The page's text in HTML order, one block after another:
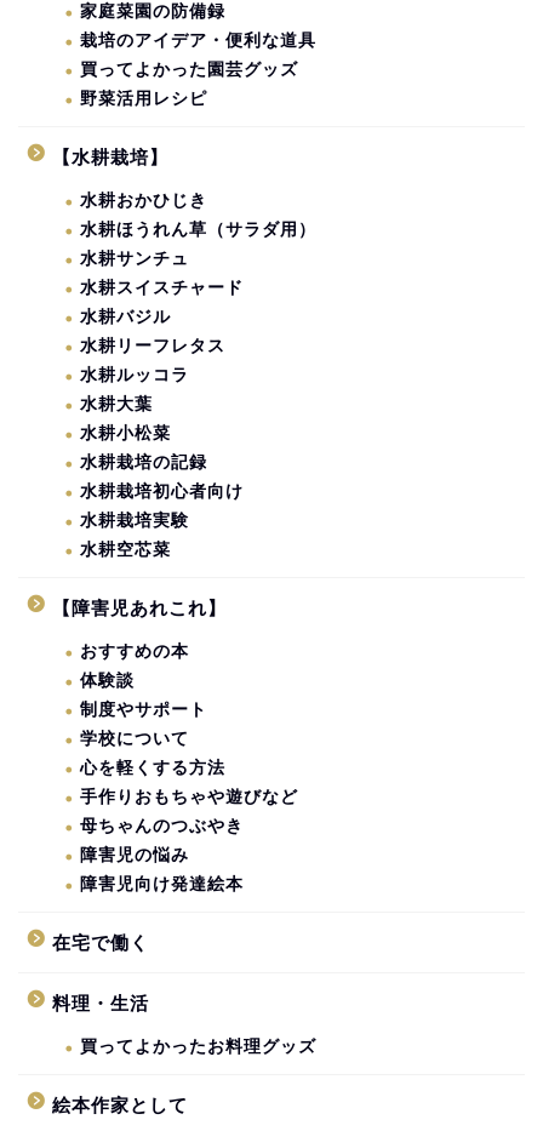
家庭菜園の防備録
栽培のアイデア・便利な道具
買ってよかった園芸グッズ
野菜活用レシピ
【水耕栽培】
水耕おかひじき
水耕ほうれん草（サラダ用）
水耕サンチュ
水耕スイスチャード
水耕バジル
水耕リーフレタス
水耕ルッコラ
水耕大葉
水耕小松菜
水耕栽培の記録
水耕栽培初心者向け
水耕栽培実験
水耕空芯菜
【障害児あれこれ】
おすすめの本
体験談
制度やサポート
学校について
心を軽くする方法
手作りおもちゃや遊びなど
母ちゃんのつぶやき
障害児の悩み
障害児向け発達絵本
在宅で働く
料理・生活
買ってよかったお料理グッズ
絵本作家として